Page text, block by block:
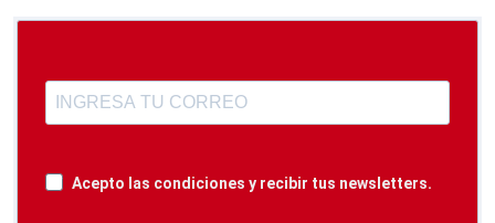
Acepto las condiciones y recibir tus newsletters.